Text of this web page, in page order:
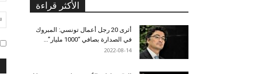
الأكثر قراءة
أثرى 20 رجل أعمال تونسي: المبروك
في الصدارة بصافي “1000 مليار”...
2022-08-14